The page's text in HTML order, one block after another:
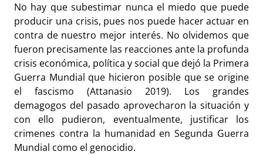
No hay que subestimar nunca el miedo que puede
producir una crisis, pues nos puede hacer actuar en
contra de nuestro mejor interés. No olvidemos que
fueron precisamente las reacciones ante la profunda
crisis económica, política y social que dejó la Primera
Guerra Mundial que hicieron posible que se origine
el fascismo (Attanasio 2019). Los grandes
demagogos del pasado aprovecharon la situación y
con ello pudieron, eventualmente, justificar los
crimenes contra la humanidad en Segunda Guerra
Mundial como el genocidio.